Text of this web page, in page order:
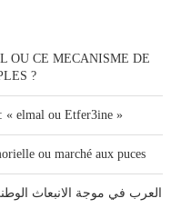
OU CE MECANISME DE
?
« elmal ou Etfer3ine »
ou marché aux puces
العرب في موجة الانبعاث